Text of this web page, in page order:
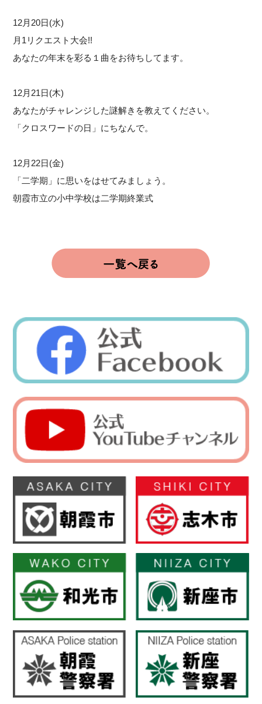
12月20日(水)
月1リクエスト大会!!
あなたの年末を彩る１曲をお待ちしてます。
12月21日(木)
あなたがチャレンジした謎解きを教えてください。
「クロスワードの日」にちなんで。
12月22日(金)
「二学期」に思いをはせてみましょう。
朝霞市立の小中学校は二学期終業式